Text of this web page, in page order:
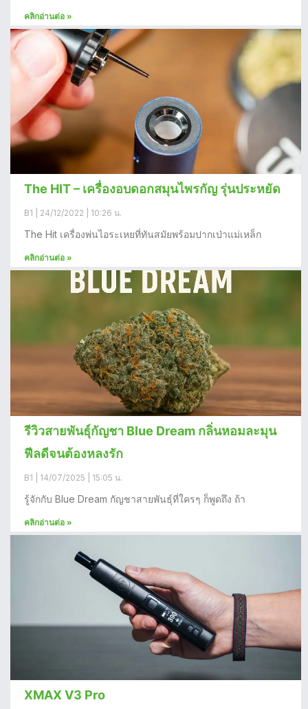
คลิกอ่านต่อ »
The HIT – เครื่องอบดอกสมุนไพรกัญ รุ่นประหยัด
B1 24/12/2022 10:26 น.
The Hit เครื่องพ่นไอระเหยที่ทันสมัยพร้อมปากเป่าแม่เหล็ก
คลิกอ่านต่อ »
รีวิวสายพันธุ์กัญชา Blue Dream กลิ่นหอมละมุน
ฟีลดีจนต้องหลงรัก
B1 14/07/2025 15:05 น.
รู้จักกับ Blue Dream กัญชาสายพันธุ์ที่ใครๆ ก็พูดถึง ถ้า
คลิกอ่านต่อ »
XMAX V3 Pro